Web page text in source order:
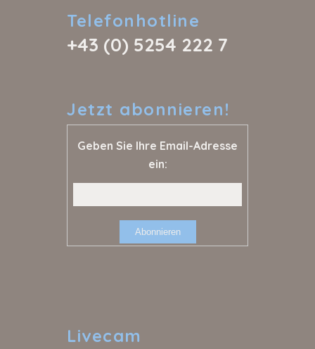
Telefonhotline
+43 (0) 5254 222 7
Jetzt abonnieren!
Geben Sie Ihre Email-Adresse
ein:
Livecam